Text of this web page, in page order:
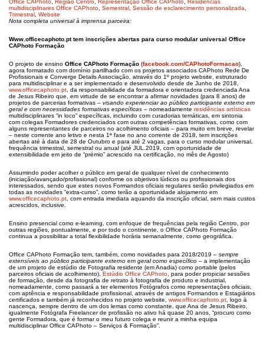
Office CAPhoto Região Centro Representação Office CAPhoto Residências
multidisciplinares Office CAPhoto Semestral Sessão de esclarecimento personalizada
Trimestral Website
Nota completa universal à imprensa parceira:
Www.officecaphoto.pt tem inscrições abertas para curso modular universal Office
CAPhoto Formação
O projeto de ensino Office CAPhoto Formação (facebook.com/CAPhotoFormacao),
agora formatado com domínio partilhado com os projetos associados CAPhoto Rede De
Profissionais e Converge Details Associação, através do 1º projeto website, estruturado
para multidisciplinar e a ser implementado e desenvolvido desde de Junho de 2018,
www.officecaphoto.pt , da responsabilidade da formadora e orientadora credenciada Ana
de Jesus Ribeiro que, em virtude de se encontrar a afirmar novidades (para 8 anos) de
projetos de parcerias formativas – visando experienciar ao público participante externo em
geral e com necessidades formativas específicas – nomeadamente residências artísticas
multidisciplinares “in loco” específicas, incluindo com curadorias temáticas, em sintonia
com colegas Formadores credenciados com outras competências formativas, como com
alguns representantes de parceiros no acolhimento oficiais – para muito em breve, revelar
– neste corrente ano letivo e nesta 1ª fase no ano corrente de 2018, tem inscrições
abertas até à data de 28 de Outubro e para até 2 vagas, para o curso modular universal,
frequência trimestral, semestral ou anual (até JUL.2019, com oportunidade de
extensibilidade em jeito de “prémio” acrescido na certificação, no mês de Agosto)
Assumindo poder acolher o público em geral de qualquer nível de conhecimento
(iniciação/avançado/profissional) conforme os objetivos lúdicos ou profissionais dos
interessados, sendo que estes novos Formandos oficiais regulares serão privilegiados em
todas as novidades “extra-curso”, como terão a oportunidade alojamento em
www.officecaphoto.pt , com entrada imediata aquando da inscrição oficial, sem mais custos
acrescidos, inclusive.
Ensino presencial como e-learning, com enfoque de frequências pela região Centro, por
outras regiões, pontualmente, e por todo o continente, o Office CAPhoto Formação
continua a possibilitar a total flexibilidade horária semanalmente, como geográfica.
Office CAPhoto Formação tem, também, como novidades para 2018/2019 – sempre
extensíveis ao público participante externo em geral como específico – a implementação
de um projeto de estúdio de Fotografia residente (em Anadia) como portable (pelos
parceiros oficiais de acolhimento), Estúdio Office CAPhoto , para poder propiciar sessões
de formação, desde da fotografia de retrato à fotografia de produto e industrial,
nomeadamente, como passará a ter elementos Fotógrafos como representações oficiais,
com aptência e responsabilidade profissional, através de antigos Formandos e Estagiários
certificados e também já reconhecidos no projeto website, www.officecaphoto.pt , logo à
nascença, sempre dentro de um dos lemas como constante, que Ana de Jesus Ribeiro,
igualmente Fotógrafa Freelancer de profissão no ativo há quase 20 anos, “procuro como
gente Formadora, que é formar o meu futuro colega e reunir a minha equipa
multidisciplinar Office CAPhoto – Serviços & Formação”.